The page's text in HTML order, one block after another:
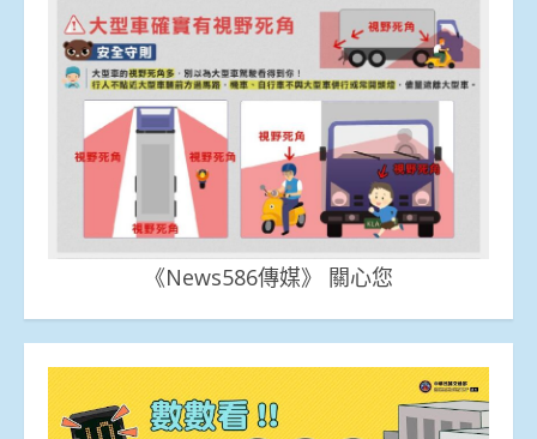
《News586傳媒》 關心您